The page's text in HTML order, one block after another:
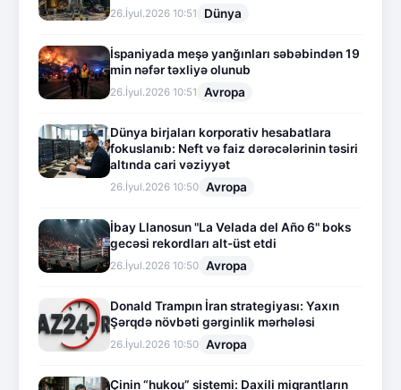
26.İyul.2026 10:51 Dünya
İspaniyada meşə yanğınları səbəbindən 19
min nəfər təxliyə olunub
26.İyul.2026 10:51 Avropa
Dünya birjaları korporativ hesabatlara
fokuslanıb: Neft və faiz dərəcələrinin təsiri
altında cari vəziyyət
26.İyul.2026 10:50 Avropa
İbay Llanosun "La Velada del Año 6" boks
gecəsi rekordları alt-üst etdi
26.İyul.2026 10:50 Avropa
Donald Trampın İran strategiyası: Yaxın
Şərqdə növbəti gərginlik mərhələsi
26.İyul.2026 10:50 Avropa
Çinin “hukou” sistemi: Daxili miqrantların